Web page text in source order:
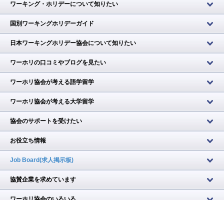
ワーキング・ホリデーについて知りたい
国別ワーキングホリデーガイド
日本ワーキングホリデー協会について知りたい
ワーホリの口コミやブログを見たい
ワーホリ協会が考える語学留学
ワーホリ協会が考える大学留学
協会のサポートを受けたい
お役立ち情報
Job Board(求人掲示板)
協賛企業を求めています